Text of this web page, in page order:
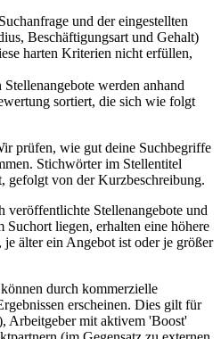
und der eingestellten
Beschäftigungsart und Gehalt)
harten Kriterien nicht erfüllen,
werden anhand
sortiert, die sich wie folgt
prüfen, wie gut deine Suchbegriffe
Stichwörter im Stellentitel
gefolgt von der Kurzbeschreibung.
Stellenangebote und
Suchort liegen, erhalten eine höhere
älter ein Angebot ist oder je größer
durch kommerzielle
erscheinen. Dies gilt für
Arbeitgeber mit aktivem 'Boost'